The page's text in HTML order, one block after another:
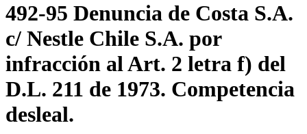
492-95 Denuncia de Costa S.A.
c/ Nestle Chile S.A. por
infracción al Art. 2 letra f) del
D.L. 211 de 1973. Competencia
desleal.